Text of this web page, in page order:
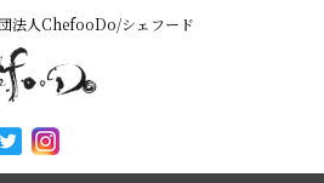
法人ChefooDo/シェフード